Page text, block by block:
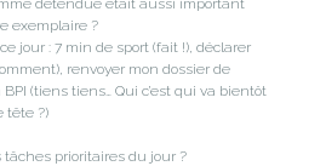
détendue était aussi important
exemplaire ?
jour : 7 min de sport (fait !), déclarer
renvoyer mon dossier de
(tiens tiens… Qui c’est qui va bientôt
tête ?)
tâches prioritaires du jour ?